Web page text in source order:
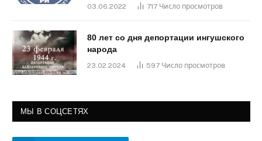
03.06.2022 717 Число просмотров
80 лет со дня депортации ингушского
народа
23.02.2024 597 Число просмотров
МЫ В СОЦСЕТЯХ